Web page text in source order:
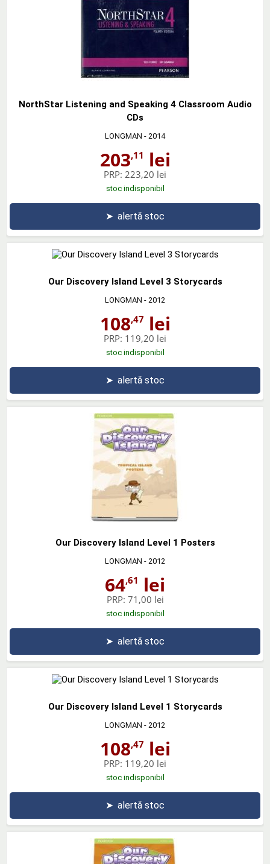
NorthStar Listening and Speaking 4 Classroom Audio
CDs
LONGMAN - 2014
203,11 lei
PRP: 223,20 lei
stoc indisponibil
➤ alertă stoc
Our Discovery Island Level 3 Storycards
LONGMAN - 2012
108,47lei
PRP: 119,20 lei
stoc indisponibil
➤ alertă stoc
Our Discovery Island Level 1 Posters
LONGMAN - 2012
64,61 lei
PRP: 71,00 lei
stoc indisponibil
➤ alertă stoc
Our Discovery Island Level 1 Storycards
LONGMAN - 2012
108,47lei
PRP: 119,20 lei
stoc indisponibil
➤ alertă stoc